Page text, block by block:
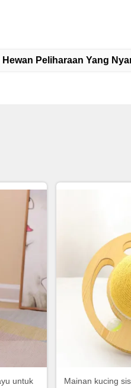
Peliharaan Yang
untuk Mainan kucing